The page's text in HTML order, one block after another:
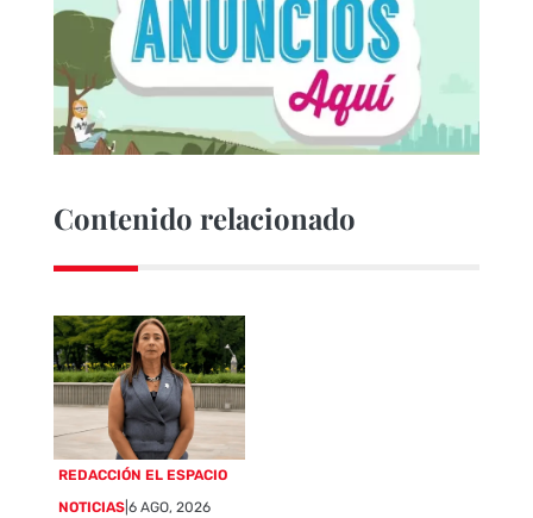
Contenido relacionado
REDACCIÓN EL ESPACIO
NOTICIAS |6 AGO, 2026